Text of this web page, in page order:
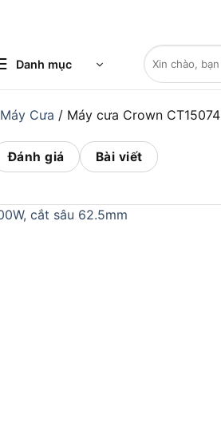
Danh mục
Tìm
kiếm:
Máy Cưa / Máy cưa Crown CT15074
Đánh giá Bài viết